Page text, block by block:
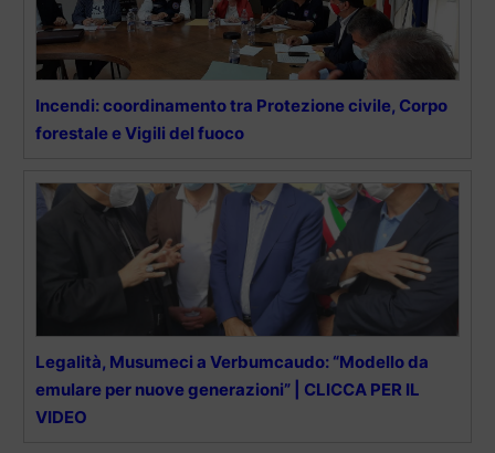
Incendi: coordinamento tra Protezione civile, Corpo
forestale e Vigili del fuoco
Legalità, Musumeci a Verbumcaudo: “Modello da
emulare per nuove generazioni” | CLICCA PER IL
VIDEO